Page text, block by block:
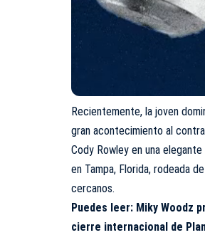
Recientemente, la joven
gran acontecimiento al
Cody Rowley en una
en Tampa, Florida, rodeada
cercanos.
Puedes leer: Miky Woodz
cierre internacional de